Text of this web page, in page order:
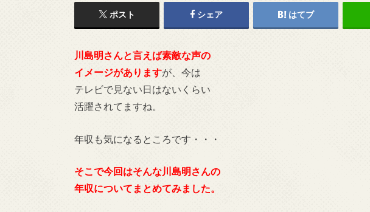
ポスト シェア はてブ
川島明さんと言えば素敵な声の
イメージがありますが、今は
テレビで見ない日はないくらい
活躍されてますね。
年収も気になるところです・・・
そこで今回はそんな川島明さんの
年収についてまとめてみました。